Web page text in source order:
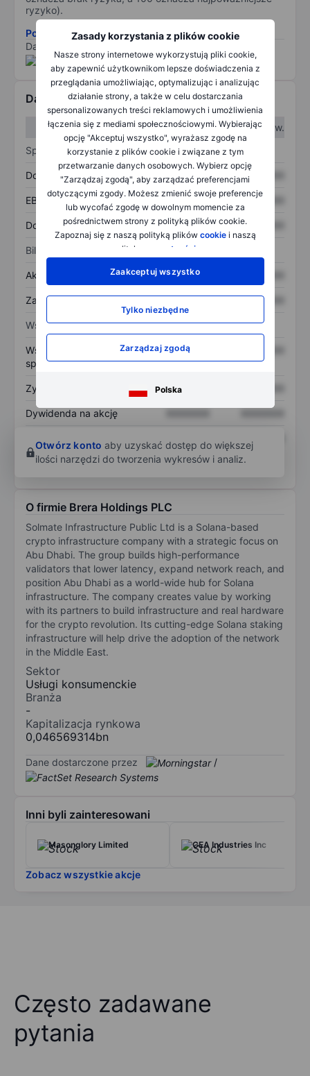
Zasady korzystania z plików cookie
Nasze strony internetowe wykorzystują pliki cookie,
aby zapewnić użytkownikom lepsze doświadczenia z
przeglądania umożliwiając, optymalizując i analizując
działanie strony, a także w celu dostarczania
spersonalizowanych treści reklamowych i umożliwienia
łączenia się z mediami społecznościowymi. Wybierając
opcję "Akceptuj wszystko", wyrażasz zgodę na
korzystanie z plików cookie i związane z tym
przetwarzanie danych osobowych. Wybierz opcję
"Zarządzaj zgodą", aby zarządzać preferencjami
dotyczącymi zgody. Możesz zmienić swoje preferencje
lub wycofać zgodę w dowolnym momencie za
pośrednictwem strony z polityką plików cookie.
Zapoznaj się z naszą polityką plików cookiei naszą
polityką
prywatności
Zaakceptuj wszystko
Tylko niezbędne
Zarządzaj zgodą
Polska
ryzyko).
Pobierz metodologię ryzyka ESG.
Dane dostarczone przez
Dane finansowe
W I kw.
W II kw.
Sprawozdanie z zysków
Dochód XXXXXXX XXXXXXX
EBITDA XXXXXXX XXXXXXX
Dochód netto XXXXXXX XXXXXXX
Bilans
Aktywa ogółem XXXXXXX
Zadłużenie ogółem XXXXXXX XXXXXXX
Wskaźniki
Współczynnik cena do
sprzedaży
XXXXXXX
Zysk na akcję XXXXXXX
Dywidenda na akcję
własnego
Otwórz konto aby uzyskać dostęp do większej
ilości narzędzi do tworzenia wykresów i analiz.
O firmie Brera Holdings PLC
Solmate Infrastructure Public Ltd is a Solana-based
crypto infrastructure company with a strategic focus on
Abu Dhabi. The group builds high-performance
validators that lower latency, expand network reach, and
position Abu Dhabi as a world-wide hub for Solana
infrastructure. The company creates value by working
with its partners to build infrastructure and real hardware
for the crypto revolution. Its cutting-edge Solana staking
infrastructure will help drive the adoption of the network
in the Middle East.
Sektor
Usługi konsumenckie
Branża
-
Kapitalizacja rynkowa
0,046569314bn
Dane dostarczone przez /
Inni byli zainteresowani
Masonglory Limited CEA Industries Inc
Zobacz wszystkie akcje
Często zadawane
pytania